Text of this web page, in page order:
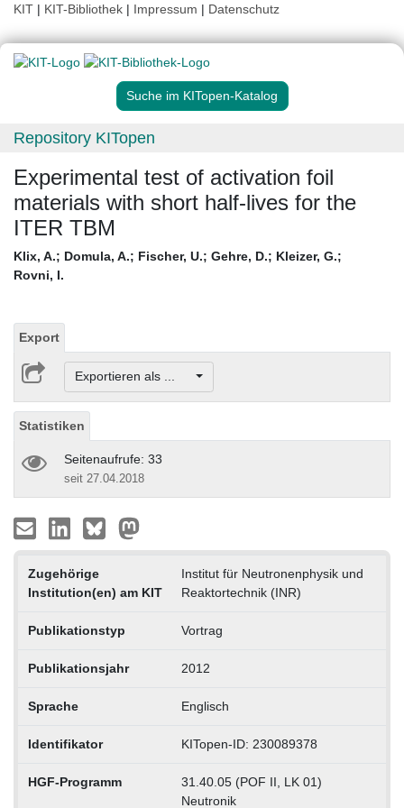
KIT | KIT-Bibliothek | Impressum | Datenschutz
Suche im KITopen-Katalog
Repository KITopen
Experimental test of activation foil
materials with short half-lives for the
ITER TBM
Klix, A.; Domula, A.; Fischer, U.; Gehre, D.; Kleizer, G.;
Rovni, I.
Export
Exportieren als ...
Statistiken
Seitenaufrufe: 33
seit 27.04.2018
Zugehörige
Institution(en) am KIT
Institut für Neutronenphysik und
Reaktortechnik (INR)
Publikationstyp Vortrag
Publikationsjahr 2012
Sprache Englisch
Identifikator KITopen-ID: 230089378
HGF-Programm
31.40.05 (POF II, LK 01)
Neutronik